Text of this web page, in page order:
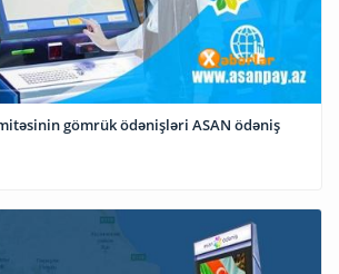
gömrük ödənişləri ASAN ödəniş